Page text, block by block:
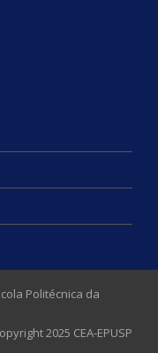
Politécnica da
2025 CEA-EPUSP